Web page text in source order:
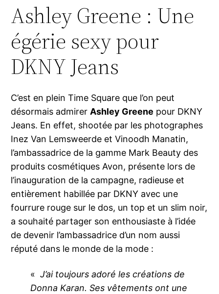
Ashley Greene : Une
égérie sexy pour
DKNY Jeans
C’est en plein Time Square que l’on peut
désormais admirerAshley Greene pour DKNY
Jeans. En effet, shootée par les photographes
Inez Van Lemsweerde et Vinoodh Manatin,
l’ambassadrice de la gamme Mark Beauty des
produits cosmétiques Avon, présente lors de
l’inauguration de la campagne, radieuse et
entièrement habillée par DKNY avec une
fourrure rouge sur le dos, un top et un slim noir,
a souhaité partager son enthousiaste à l’idée
de devenir l’ambassadrice d’un nom aussi
réputé dans le monde de la mode :
« J’ai toujours adoré les créations de
Donna Karan. Ses vêtements ont une